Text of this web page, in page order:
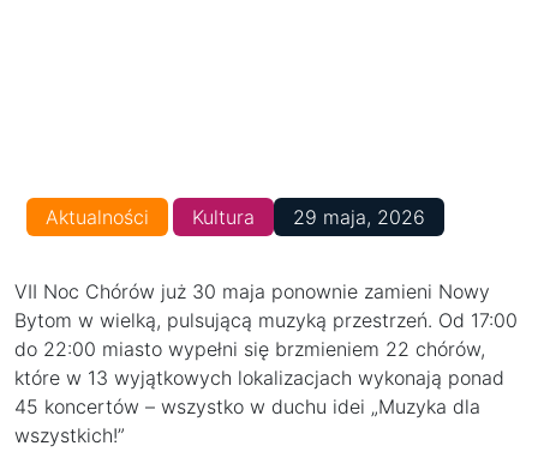
Aktualności Kultura 29 maja, 2026
VII Noc Chórów już 30 maja ponownie zamieni Nowy
Bytom w wielką, pulsującą muzyką przestrzeń. Od 17:00
do 22:00 miasto wypełni się brzmieniem 22 chórów,
które w 13 wyjątkowych lokalizacjach wykonają ponad
45 koncertów – wszystko w duchu idei „Muzyka dla
wszystkich!”